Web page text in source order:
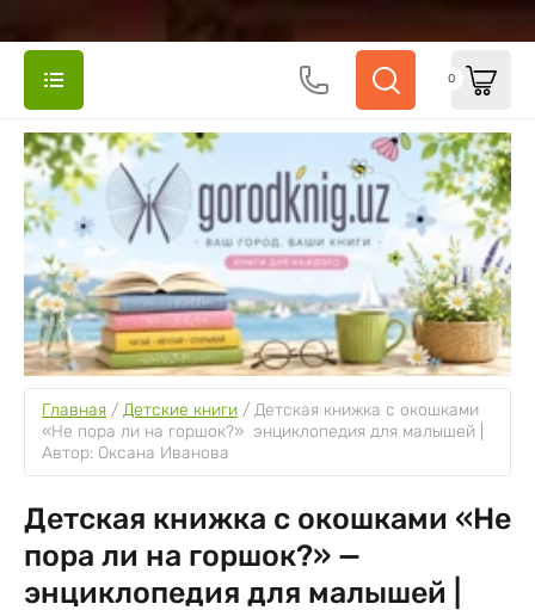
0
Главная / Детские книги / Детская книжка с окошками
«Не пора ли на горшок?»  энциклопедия для малышей |
Автор: Оксана Иванова
Детская книжка с окошками «Не
пора ли на горшок?» —
энциклопедия для малышей |